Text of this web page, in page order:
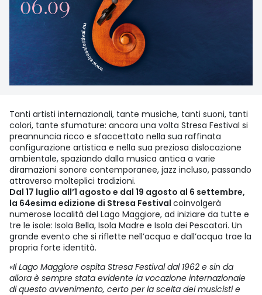
Tanti artisti internazionali, tante musiche, tanti suoni, tanti
colori, tante sfumature: ancora una volta Stresa Festival si
preannuncia ricco e sfaccettato nella sua raffinata
configurazione artistica e nella sua preziosa dislocazione
ambientale, spaziando dalla musica antica a varie
diramazioni sonore contemporanee, jazz incluso, passando
attraverso molteplici tradizioni.
Dal 17 luglio all’1 agosto e dal 19 agosto al 6 settembre,
la 64esima edizione di Stresa Festival coinvolgerà
numerose località del Lago Maggiore, ad iniziare da tutte e
tre le isole: Isola Bella, Isola Madre e Isola dei Pescatori. Un
grande evento che si riflette nell’acqua e dall’acqua trae la
propria forte identità.
«Il Lago Maggiore ospita Stresa Festival dal 1962 e sin da
allora è sempre stata evidente la vocazione internazionale
di questo avvenimento, certo per la scelta dei musicisti e